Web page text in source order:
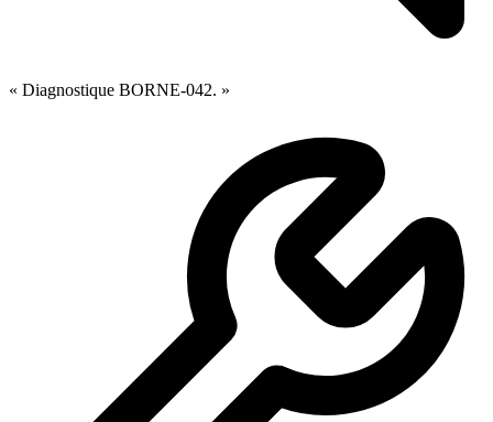
« Diagnostique BORNE-042. »